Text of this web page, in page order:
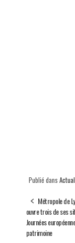
Publié dans
Métropole de
ouvre trois de ses
Journées
patrimoine